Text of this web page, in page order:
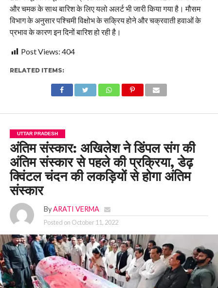
और चमक के साथ बारिश के लिए यलो अलर्ट भी जारी किया गया है। मौसम
विभाग के अनुसार पश्चिमी विक्षोभ के सक्रिय होने और चक्रवाती हवाओं के
प्रभाव के कारण इन दिनों बारिश हो रही है।
Post Views: 404
RELATED ITEMS:
UTTAR PRADESH
अंतिम संस्कार: अखिलेश ने डिंपल संग की
अंतिम संस्कार से पहले की प्रक्रिया, डेढ़
क्विंटल चंदन की लकड़ियों से होगा अंतिम
संस्कार
By ARATI VERMA
Posted on October 11, 2022